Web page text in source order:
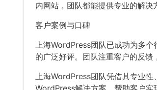
内网站，团队都能提供专业的解决
客户案例与口碑
上海WordPress团队已成功为多
的广泛好评。团队注重客户的反馈
上海WordPress团队凭借其专业